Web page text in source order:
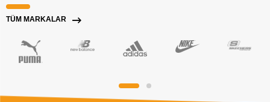
TÜM MARKALAR